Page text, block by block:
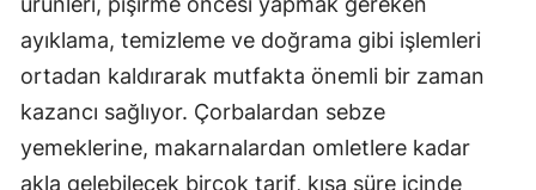
ayıklama, temizleme ve doğrama gibi işlemleri
ortadan kaldırarak mutfakta önemli bir zaman
kazancı sağlıyor. Çorbalardan sebze
yemeklerine, makarnalardan omletlere kadar
akla gelebilecek birçok tarif, kısa süre içinde